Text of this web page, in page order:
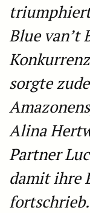
Blue van’t
sorgte
Alina
Partner
damit ihre